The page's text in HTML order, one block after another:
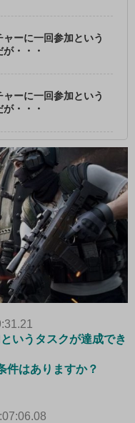
ャーに一回参加という
・・・
ャーに一回参加という
・・・
いうタスクが達成でき
件はありますか？